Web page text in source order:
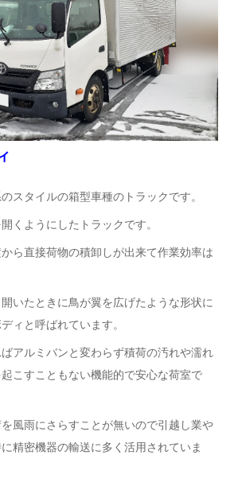
スタイルの箱型車種のトラックです。
くようにしたトラックです。
ら直接荷物の積卸しが出来て作業効率は
いたときに鳥が翼を広げたような形状に
ィと呼ばれています。
アルミバンと変わらず積荷の汚れや濡れ
こすこともない機能的で安心な荷室で
風雨にさらすことが無いので引越し業や
精密機器の輸送に多く活用されていま